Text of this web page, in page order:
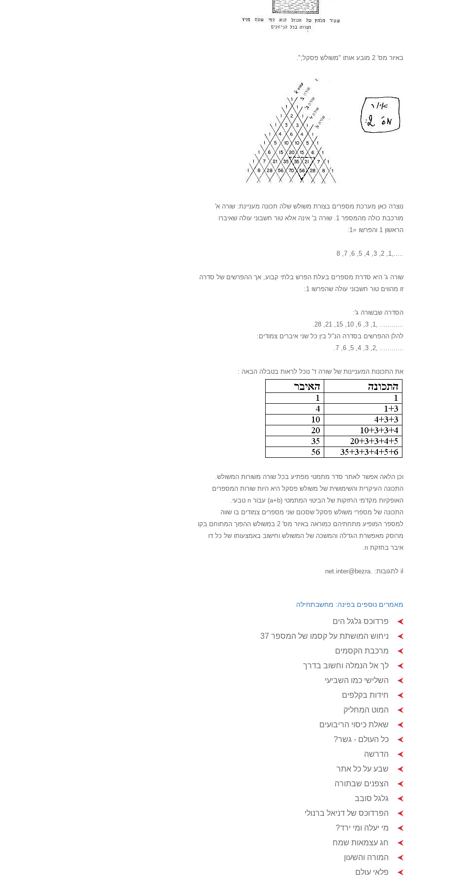
באיור מס' 2 מובע אותו "משולש פסקל;".
נוצרה כאן מערכת מספרים בצורת משולש שלה תכונה מעניינת: שורה א'
מורכבת כולה מהמספר 1. שורה ב' אינה אלא טור חשבוני עולה שאיברו
הראשון 1 והפרשו =1:
שורה ג' היא סדרת מספרים בעלת הפרש בלתי קבוע, אך ההפרשים של סדרה
זו מהווים טור חשבוני עולה שהפרשו 1:
הסדרה שבשורה ג':
להלן ההפרשים בסדרה הנ"ל בין כל שני איברים צמודים:
את התכונות המעניינות של שורה ד' נוכל לראות בטבלה הבאה :
וכן הלאה אפשר לאתר סדר מתמטי מפתיע בכל שורה משורות המשולש.
התכונה העיקרית והשימושית של משולש פסקל היא היות שורות המספרים
האופקיות מקדמי החזקות של הביטוי המתמטי (a+b) עבור n טבעי.
התכונה של מספרי משולש פסקל שסכום שני מספרים צמודים בו שווה
למספר המופיע מתחתיהם כמוראה באיור מס' 2 במשולש ההפוך המתוחם בקו
מרוסק מאפשרת הגדלה והמשכה של המשולש וחישוב באמצעותו של כל דו
איבר בחזקת n.
il לתגובות: .net.inter@bezra
מאמרים נוספים בפינה: מחשבתחילה
פרדוכס גלגל הים
ניחוש המושתת על קסמו של המספר 37
מרכבת הקסמים
לך אל הנמלה וחשוב בדרך
השלישי כמו השביעי
חידות בקלפים
המוט המחליק
שאלת כיסוי הריבועים
כל העולם - גשר?
הדרשה
שבע על כל אתר
הצפנים שבתורה
גלגל סובב
הפרדוכס של דניאל ברנולי
מי יעלה ומי ירד?
חג עצמאות שמח
המורה והשעון
פלאי עולם